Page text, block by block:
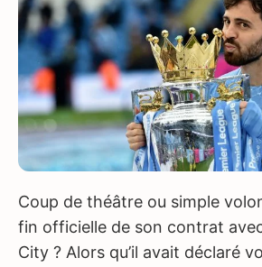
Coup de théâtre ou simple
fin officielle de son contrat
City ? Alors qu’il avait déclaré